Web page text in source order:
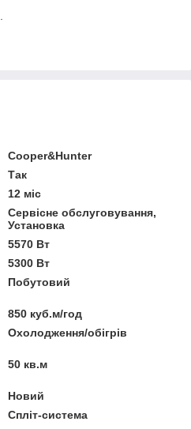
Cooper&Hunter
Так
12 міс
Сервісне обслуговування,
Установка
5570 Вт
5300 Вт
Побутовий
850 куб.м/год
Охолодження/обігрів
50 кв.м
Новий
Спліт-система